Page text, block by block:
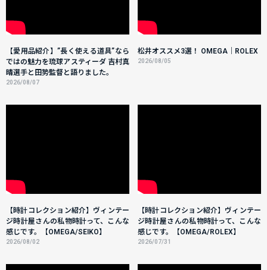
【愛用品紹介】”長く使える道具”なら
ではの魅力を琉球アスティーダ 吉村真
晴選手と田㔟監督と語りました。
2026/08/07
松井オススメ3選！ OMEGA｜ROLEX
2026/08/05
【時計コレクション紹介】ヴィンテー
ジ時計屋さんの私物時計って、こんな
感じです。【OMEGA/SEIKO】
2026/08/02
【時計コレクション紹介】ヴィンテー
ジ時計屋さんの私物時計って、こんな
感じです。【OMEGA/ROLEX】
2026/07/31